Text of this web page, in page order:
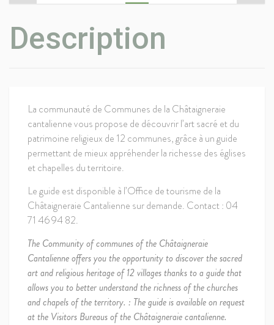
Description
La communauté de Communes de la Châtaigneraie
cantalienne vous propose de découvrir l’art sacré et du
patrimoine religieux de 12 communes, grâce à un guide
permettant de mieux appréhender la richesse des églises
et chapelles du territoire.
Le guide est disponible à l’Office de tourisme de la
Châtaigneraie Cantalienne sur demande. Contact : 04
71 46 94 82.
The Community of communes of the Châtaigneraie
Cantalienne offers you the opportunity to discover the sacred
art and religious heritage of 12 villages thanks to a guide that
allows you to better understand the richness of the churches
and chapels of the territory. : The guide is available on request
at the Visitors Bureaus of the Châtaigneraie cantalienne.